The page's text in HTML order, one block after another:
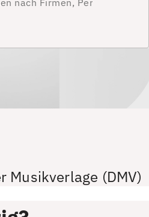
Musikverlage (DMV)